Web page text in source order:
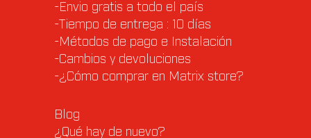
-Envio gratis a todo el país
-Tiempo de entrega : 10 días
-Métodos de pago e Instalación
-Cambios y devoluciones
-¿Cómo comprar en Matrix store?
Blog
¿Qué hay de nuevo?